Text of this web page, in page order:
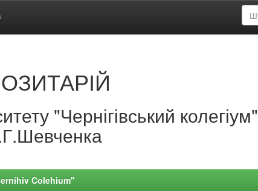
"Чернігівський колегіум"
Colehium"